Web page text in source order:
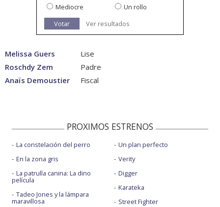
Mediocre
Un rollo
Votar
Ver resultados
Melissa Guers
Lise
Roschdy Zem
Padre
Anaïs Demoustier
Fiscal
PROXIMOS ESTRENOS
La constelación del perro
En la zona gris
La patrulla canina: La dino
película
Tadeo Jones y la lámpara
maravillosa
Un plan perfecto
Verity
Digger
Karateka
Street Fighter